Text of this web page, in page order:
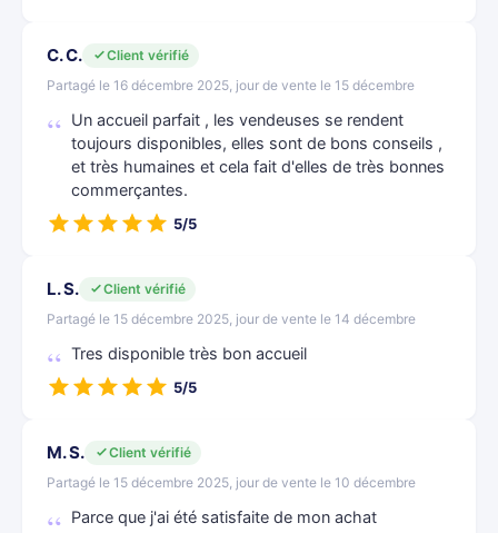
C. C.
Client vérifié
Partagé le 16 décembre 2025, jour de vente le 15 décembre
Un accueil parfait , les vendeuses se rendent
toujours disponibles, elles sont de bons conseils ,
et très humaines et cela fait d'elles de très bonnes
commerçantes.
5/5
L. S.
Client vérifié
Partagé le 15 décembre 2025, jour de vente le 14 décembre
Tres disponible très bon accueil
5/5
M. S.
Client vérifié
Partagé le 15 décembre 2025, jour de vente le 10 décembre
Parce que j'ai été satisfaite de mon achat